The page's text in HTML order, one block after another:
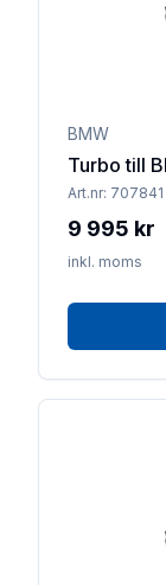
BMW
Turbo till
Art.nr: 707841
9 995 kr
inkl. moms